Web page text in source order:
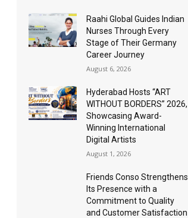
Raahi Global Guides Indian
Nurses Through Every
Stage of Their Germany
Career Journey
August 6, 2026
Hyderabad Hosts “ART
WITHOUT BORDERS” 2026,
Showcasing Award-
Winning International
Digital Artists
August 1, 2026
Friends Conso Strengthens
Its Presence with a
Commitment to Quality
and Customer Satisfaction